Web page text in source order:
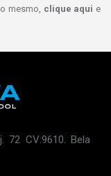
mesmo, clique aqui e
72 CV:9610. Bela